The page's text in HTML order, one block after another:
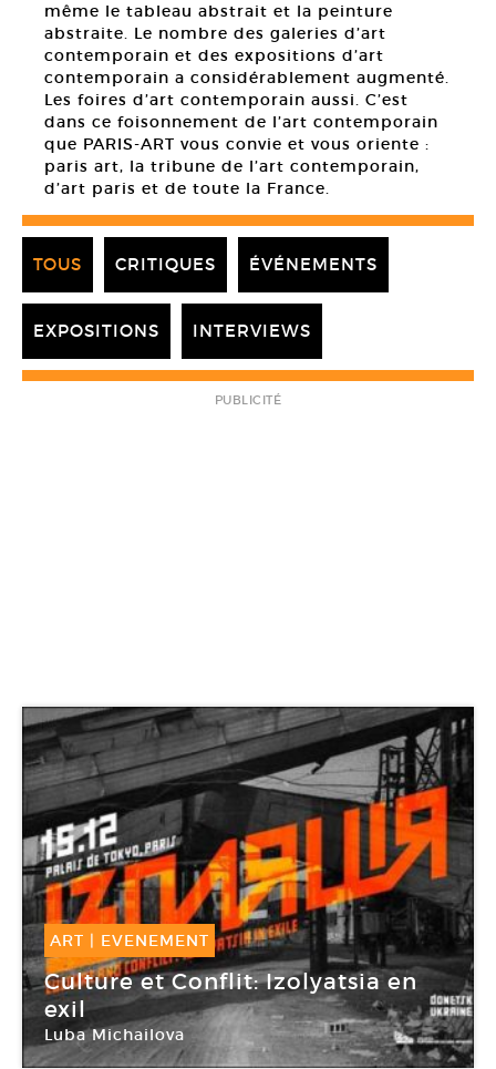
même le tableau abstrait et la peinture
abstraite. Le nombre des galeries d’art
contemporain et des expositions d’art
contemporain a considérablement augmenté.
Les foires d’art contemporain aussi. C’est
dans ce foisonnement de l’art contemporain
que PARIS-ART vous convie et vous oriente :
paris art, la tribune de l’art contemporain,
d’art paris et de toute la France.
TOUS CRITIQUES ÉVÉNEMENTS
EXPOSITIONS INTERVIEWS
PUBLICITÉ
ART EVENEMENT
15 Déc -15 Déc 2014
Culture et Conflit: Izolyatsia en
exil
Luba Michailova
Palais de Tokyo